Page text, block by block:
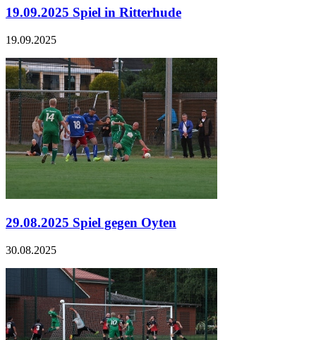
19.09.2025 Spiel in Ritterhude
19.09.2025
29.08.2025 Spiel gegen Oyten
30.08.2025